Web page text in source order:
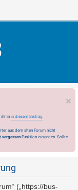
ihr in in diesem Beitrag.
aus dem alten Forum nicht
vergessen Funktion zusenden. Sollte
(„https://bus-